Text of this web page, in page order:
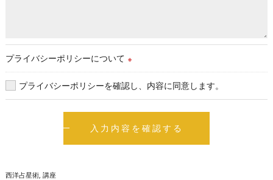
プライバシーポリシーについて ※
プライバシーポリシーを確認し、内容に同意します。
西洋占星術 講座